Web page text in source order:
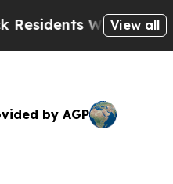
Warned of Abusive
View all
by AGP